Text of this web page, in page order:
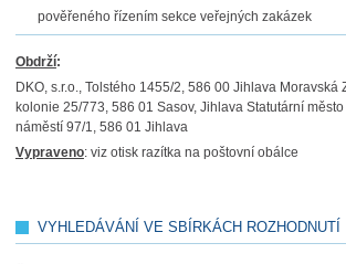
pověřeného řízením sekce veřejných zakázek
Obdrží:
DKO, s.r.o., Tolstého 1455/2, 586 00 Jihlava Moravská
kolonie 25/773, 586 01 Sasov, Jihlava Statutární
náměstí 97/1, 586 01 Jihlava
Vypraveno: viz otisk razítka na poštovní obálce
VYHLEDÁVÁNÍ VE SBÍRKÁCH ROZHODNUTÍ